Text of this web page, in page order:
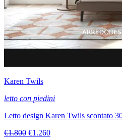
Karen Twils
letto con piedini
Letto design Karen Twils scontato
€1.800 €1.260